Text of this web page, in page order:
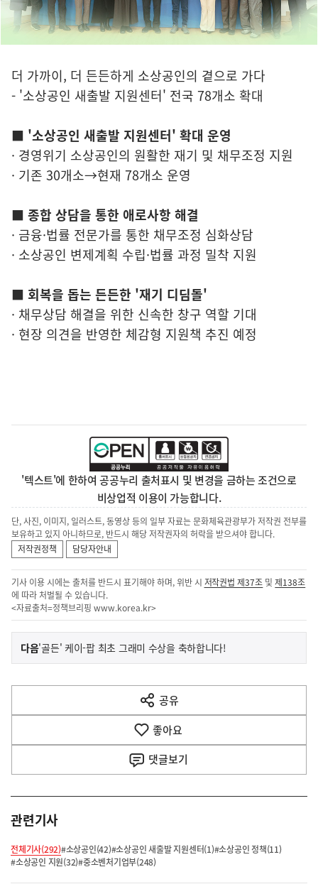
더 가까이, 더 든든하게 소상공인의 곁으로 가다
- '소상공인 새출발 지원센터' 전국 78개소 확대
■ '소상공인 새출발 지원센터' 확대 운영
· 경영위기 소상공인의 원활한 재기 및 채무조정 지원
· 기존 30개소→현재 78개소 운영
■ 종합 상담을 통한 애로사항 해결
· 금융·법률 전문가를 통한 채무조정 심화상담
· 소상공인 변제계획 수립·법률 과정 밀착 지원
■ 회복을 돕는 든든한 '재기 디딤돌'
· 채무상담 해결을 위한 신속한 창구 역할 기대
· 현장 의견을 반영한 체감형 지원책 추진 예정
'텍스트'에 한하여 공공누리 출처표시 및 변경을 금하는 조건으로
비상업적 이용이 가능합니다.
단, 사진, 이미지, 일러스트, 동영상 등의 일부 자료는 문화체육관광부가 저작권 전부를
보유하고 있지 아니하므로, 반드시 해당 저작권자의 허락을 받으셔야 합니다.
저작권정책
담당자안내
기사 이용 시에는 출처를 반드시 표기해야 하며, 위반 시 저작권법 제37조 및제138조
에 따라 처벌될 수 있습니다.
<자료출처=정책브리핑 www.korea.kr>
이
전
다
음
다음기
'골든' 케이-팝 최초 그래미 수상을 축하합니다!
공유
열
기
좋아요
댓글보기
관련기사
전체기사(292)#소상공인(42)#소상공인 새출발 지원센터(1)#소상공인 정책(11)
#소상공인 지원(32)#중소벤처기업부(248)